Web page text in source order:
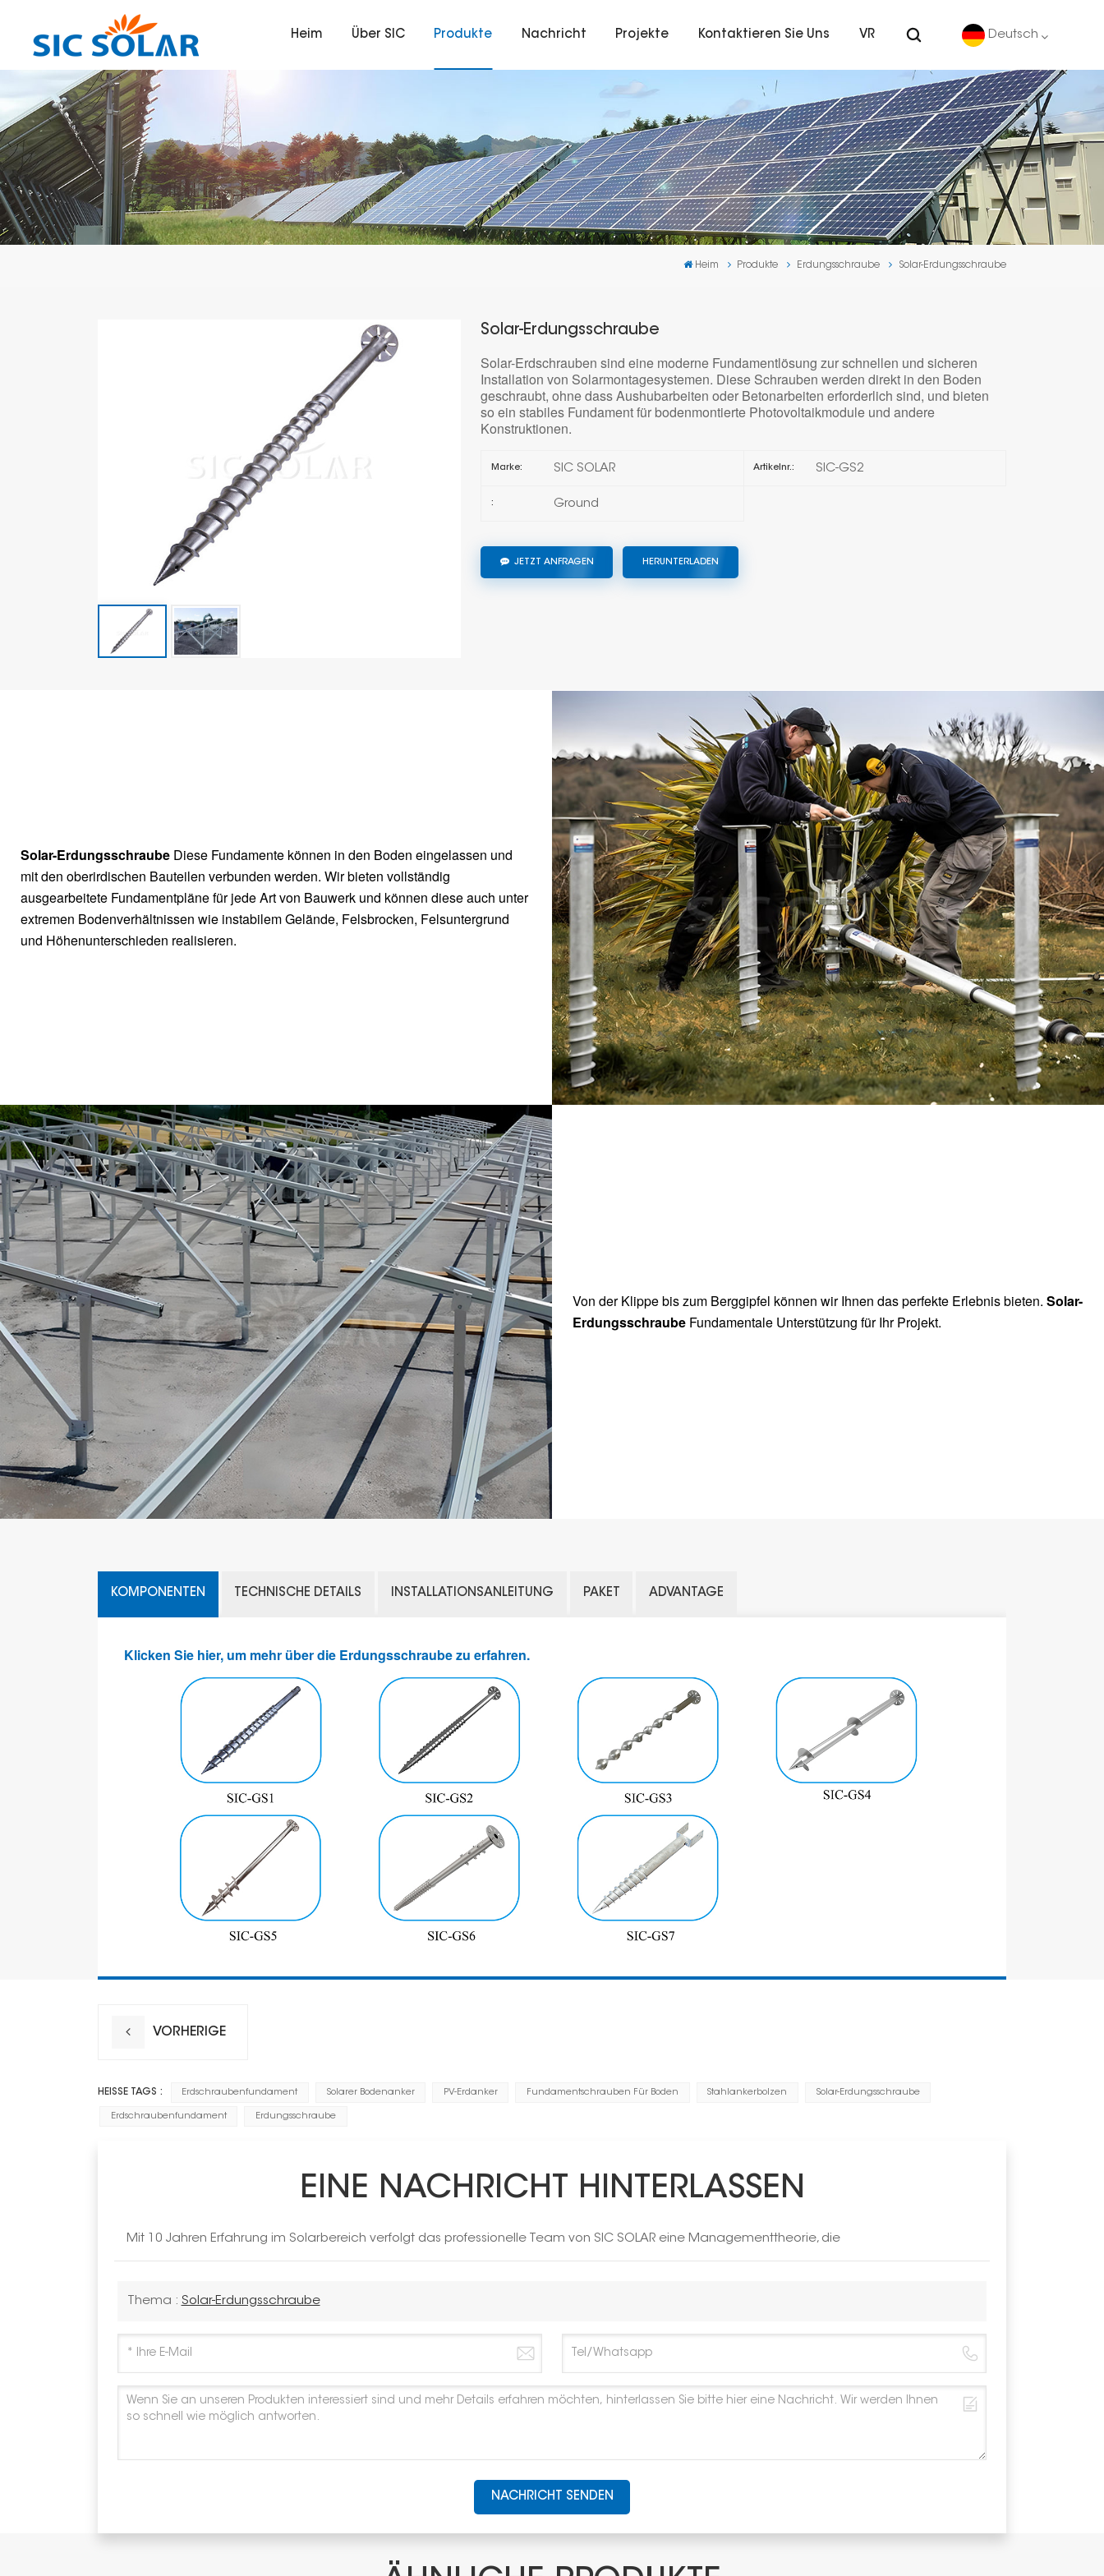
Heim Über SIC Produkte Nachricht Projekte Kontaktieren Sie Uns VR Deutsch
English
Deutsch
español
português
Heim Produkte Erdungsschraube Solar-Erdungsschraube
Solar-Erdungsschraube
Solar-Erdschrauben sind eine moderne Fundamentlösung zur schnellen und sicheren
Installation von Solarmontagesystemen. Diese Schrauben werden direkt in den Boden
geschraubt, ohne dass Aushubarbeiten oder Betonarbeiten erforderlich sind, und bieten
so ein stabiles Fundament für bodenmontierte Photovoltaikmodule und andere
Konstruktionen.
Marke: SIC SOLAR Artikelnr.: SIC-GS2
: Ground
JETZT ANFRAGEN HERUNTERLADEN
Solar-Erdungsschraube Diese Fundamente können in den Boden eingelassen und
mit den oberirdischen Bauteilen verbunden werden. Wir bieten vollständig
ausgearbeitete Fundamentpläne für jede Art von Bauwerk und können diese auch unter
extremen Bodenverhältnissen wie instabilem Gelände, Felsbrocken, Felsuntergrund
und Höhenunterschieden realisieren.
Von der Klippe bis zum Berggipfel können wir Ihnen das perfekte Erlebnis bieten. Solar-
Erdungsschraube Fundamentale Unterstützung für Ihr Projekt.
KOMPONENTEN TECHNISCHE DETAILS INSTALLATIONSANLEITUNG PAKET ADVANTAGE
Klicken Sie hier, um mehr über die Erdungsschraube zu erfahren.
VORHERIGE
HEISSE TAGS : Erdschraubenfundament Solarer Bodenanker PV-Erdanker Fundamentschrauben Für Boden Stahlankerbolzen Solar-Erdungsschraube
Erdschraubenfundament Erdungsschraube
EINE NACHRICHT HINTERLASSEN
Mit 10 Jahren Erfahrung im Solarbereich verfolgt das professionelle Team von SIC SOLAR eine Managementtheorie, die
Thema : Solar-Erdungsschraube
NACHRICHT SENDEN